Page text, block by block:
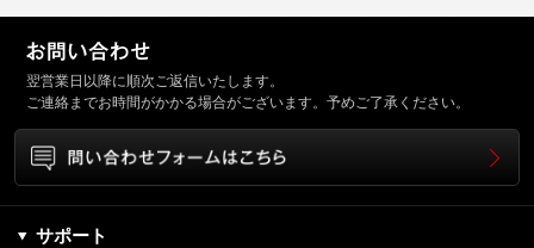
翌営業日以降に順次ご返信いたします。
ご連絡までお時間がかかる場合がございます。予めご了承ください。
サポート